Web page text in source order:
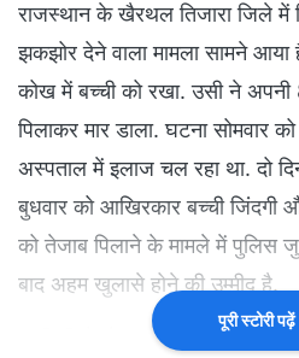
राजस्थान के खैरथल तिजारा जिले में
झकझोर देने वाला मामला सामने
कोख में बच्ची को रखा. उसी ने अपनी
पिलाकर मार डाला. घटना सोमवार
अस्पताल में इलाज चल रहा था. दो
बुधवार को आखिरकार बच्ची जिंदगी
को तेजाब पिलाने के मामले में पुलिस जुट
बाद अहम खुलासे होने की उम्मीद है.
बच्ची की मौत के बाद बेसुध हुई मां
पूरी स्टोरी पढ़ें